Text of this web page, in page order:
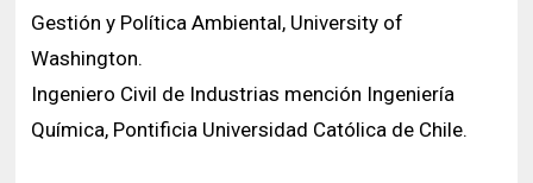
Gestión y Política Ambiental, University of
Washington.
Ingeniero Civil de Industrias mención Ingeniería
Química, Pontificia Universidad Católica de Chile.